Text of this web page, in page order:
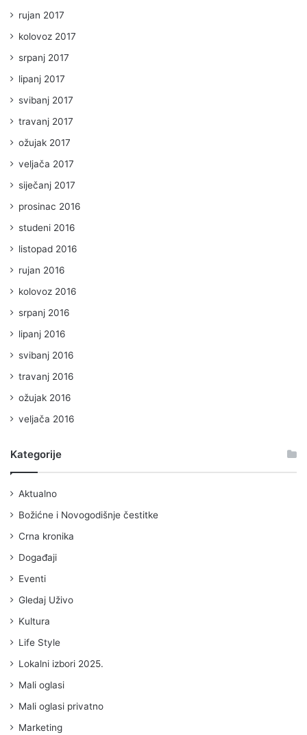
rujan 2017
kolovoz 2017
srpanj 2017
lipanj 2017
svibanj 2017
travanj 2017
ožujak 2017
veljača 2017
siječanj 2017
prosinac 2016
studeni 2016
listopad 2016
rujan 2016
kolovoz 2016
srpanj 2016
lipanj 2016
svibanj 2016
travanj 2016
ožujak 2016
veljača 2016
Kategorije
Aktualno
Božićne i Novogodišnje čestitke
Crna kronika
Događaji
Eventi
Gledaj Uživo
Kultura
Life Style
Lokalni izbori 2025.
Mali oglasi
Mali oglasi privatno
Marketing